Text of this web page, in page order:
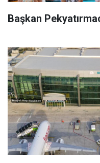
Başkan